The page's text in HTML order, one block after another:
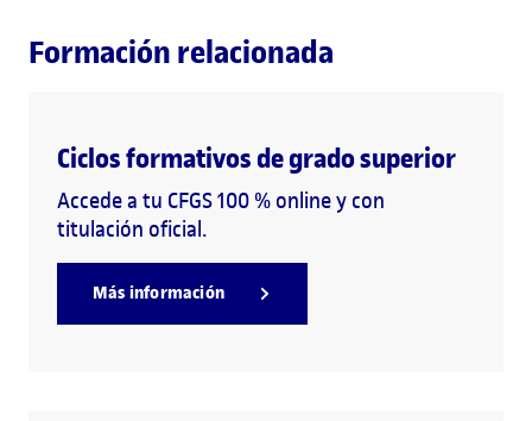
Formación relacionada
Ciclos formativos de grado superior
Accede a tu CFGS 100 % online y con
titulación oficial.
Más información